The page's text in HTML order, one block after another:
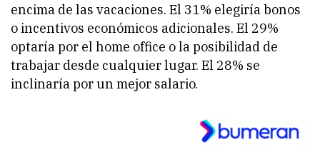
encima de las vacaciones. El 31% elegiría bonos
o incentivos económicos adicionales. El 29%
optaría por el home office o la posibilidad de
trabajar desde cualquier lugar. El 28% se
inclinaría por un mejor salario.